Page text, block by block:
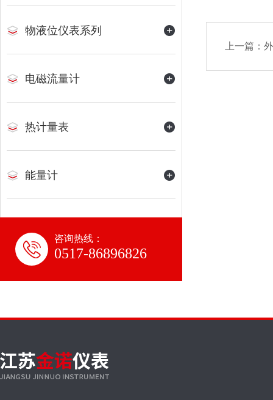
物液位仪表系列
电磁流量计
热计量表
能量计
咨询热线：
0517-86896826
上一篇：